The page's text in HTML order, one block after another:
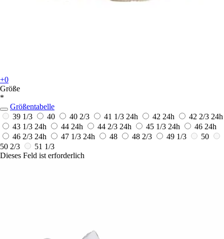
+0
Größe
*
Größentabelle
39 1/3
40 40 2/3 41 1/3 24h 42 24h 42 2/3 24h
43 1/3 24h 44 24h 44 2/3 24h 45 1/3 24h 46 24h
46 2/3 24h 47 1/3 24h 48 48 2/3 49 1/3
50
50 2/3
51 1/3
Dieses Feld ist erforderlich